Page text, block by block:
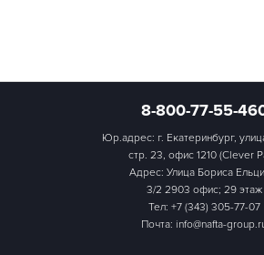
8-800-77-55-
Юр.адрес: г. Екатеринбург,
стр. 23, офис 1210 (Clever
Адрес: Улица Бориса
3/2 2903 офис; 29 этаж
Тел: +7 (343) 305-77-07
Почта: info@nafta-